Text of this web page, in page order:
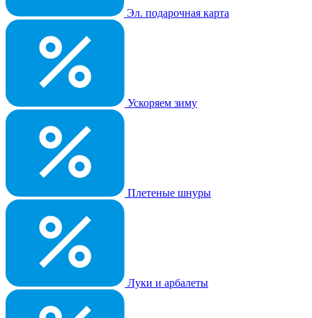
Эл. подарочная карта
Ускоряем зиму
Плетеные шнуры
Луки и арбалеты